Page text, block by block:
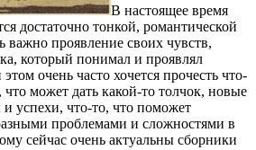
В настоящее время
достаточно тонкой, романтической
важно проявление своих чувств,
который понимал и проявлял
очень часто хочется прочесть что-
что может дать какой-то толчок, новые
успехи, что-то, что поможет
проблемами и сложностями в
сейчас очень актуальны сборники